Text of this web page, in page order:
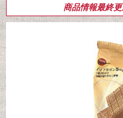
商品情報最終